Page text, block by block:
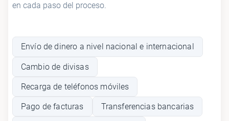
en cada paso del proceso.
Envío de dinero a nivel nacional e internacional
Cambio de divisas
Recarga de teléfonos móviles
Pago de facturas Transferencias bancarias